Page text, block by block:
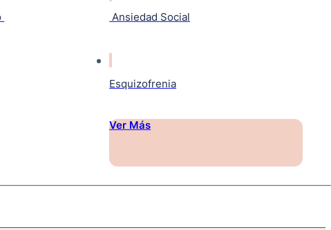
Ansiedad Social
Esquizofrenia
Ver Más